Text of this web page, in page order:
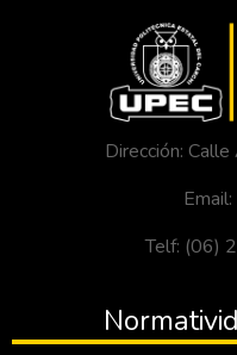
Dirección:
Telf: (06)